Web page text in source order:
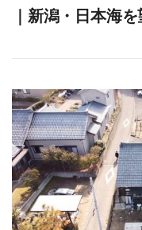
｜新潟・日本海